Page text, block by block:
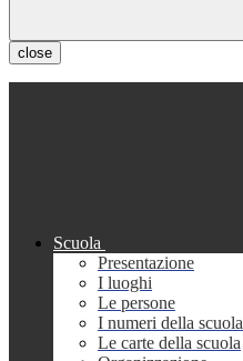
close
Scuola
Presentazione
I luoghi
Le persone
I numeri della scuola
Le carte della scuola